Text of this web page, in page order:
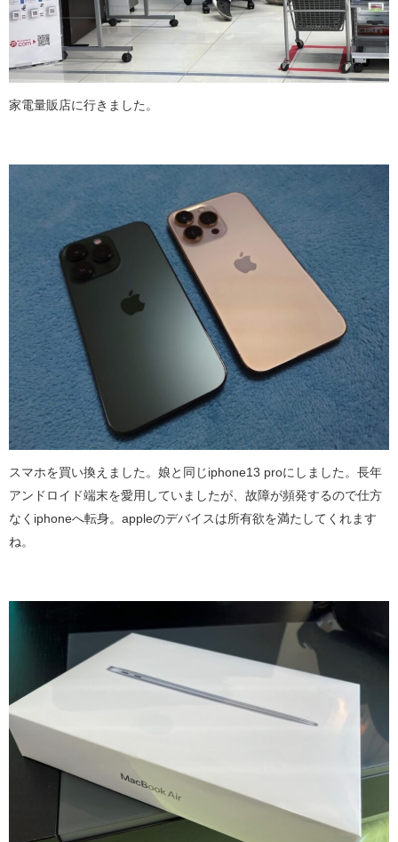
家電量販店に行きました。
スマホを買い換えました。娘と同じiphone13 proにしました。長年
アンドロイド端末を愛用していましたが、故障が頻発するので仕方
なくiphoneへ転身。appleのデバイスは所有欲を満たしてくれます
ね。